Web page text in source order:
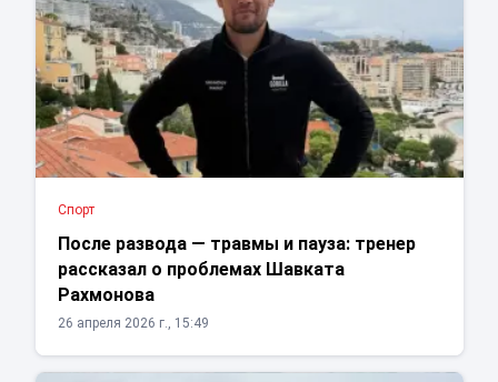
Спорт
После развода — травмы и пауза: тренер
рассказал о проблемах Шавката
Рахмонова
26 апреля 2026 г., 15:49